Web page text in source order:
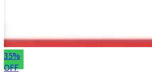
35%
OFF